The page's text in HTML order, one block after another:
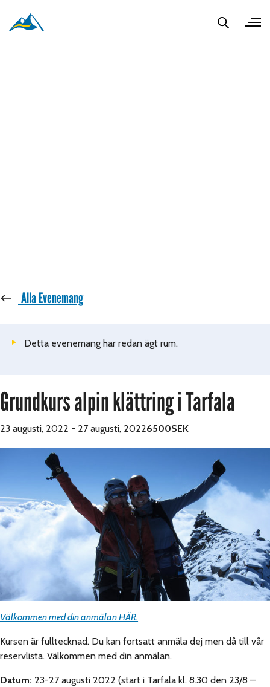
« Alla Evenemang
Detta evenemang har redan ägt rum.
Grundkurs alpin klättring i Tarfala
23 augusti, 2022 - 27 augusti, 20226500SEK
Välkommen med din anmälan HÄR.
Kursen är fulltecknad. Du kan fortsatt anmäla dej men då till vår
reservlista. Välkommen med din anmälan.
Datum: 23-27 augusti 2022 (start i Tarfala kl. 8.30 den 23/8 –